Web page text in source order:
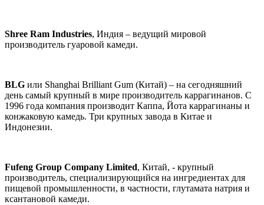
Shree Ram Industries, Индия – ведущий мировой
производитель гуаровой камеди.
BLG или Shanghai Brilliant Gum (Китай) – на сегодняшний
день самый крупный в мире производитель каррагинанов. С
1996 года компания производит Каппа, Йота каррагинаны и
конжаковую камедь. Три крупных завода в Китае и
Индонезии.
Fufeng Group Company Limited, Китай, - крупный
производитель, специализирующийся на ингредиентах для
пищевой промышленности, в частности, глутамата натрия и
ксантановой камеди.